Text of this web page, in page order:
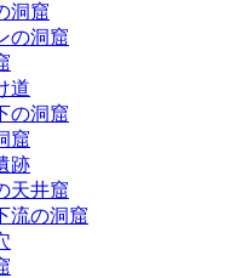
洞窟
の洞窟
道
の洞窟
窟
跡
天井窟
流の洞窟